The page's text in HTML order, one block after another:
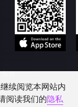
有
续阅览本网站内
阅读我们的隐私